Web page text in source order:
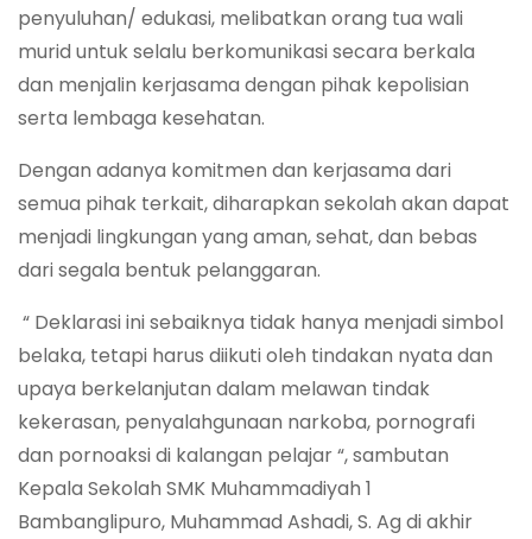
penyuluhan/ edukasi, melibatkan orang tua wali
murid untuk selalu berkomunikasi secara berkala
dan menjalin kerjasama dengan pihak kepolisian
serta lembaga kesehatan.
Dengan adanya komitmen dan kerjasama dari
semua pihak terkait, diharapkan sekolah akan dapat
menjadi lingkungan yang aman, sehat, dan bebas
dari segala bentuk pelanggaran.
“ Deklarasi ini sebaiknya tidak hanya menjadi simbol
belaka, tetapi harus diikuti oleh tindakan nyata dan
upaya berkelanjutan dalam melawan tindak
kekerasan, penyalahgunaan narkoba, pornografi
dan pornoaksi di kalangan pelajar “, sambutan
Kepala Sekolah SMK Muhammadiyah 1
Bambanglipuro, Muhammad Ashadi, S. Ag di akhir